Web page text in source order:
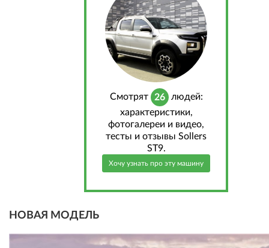
Cмотрят 26 людей:
характеристики,
фотогалереи и видео,
тесты и отзывы Sollers
ST9.
Хочу узнать про эту машину
НОВАЯ МОДЕЛЬ